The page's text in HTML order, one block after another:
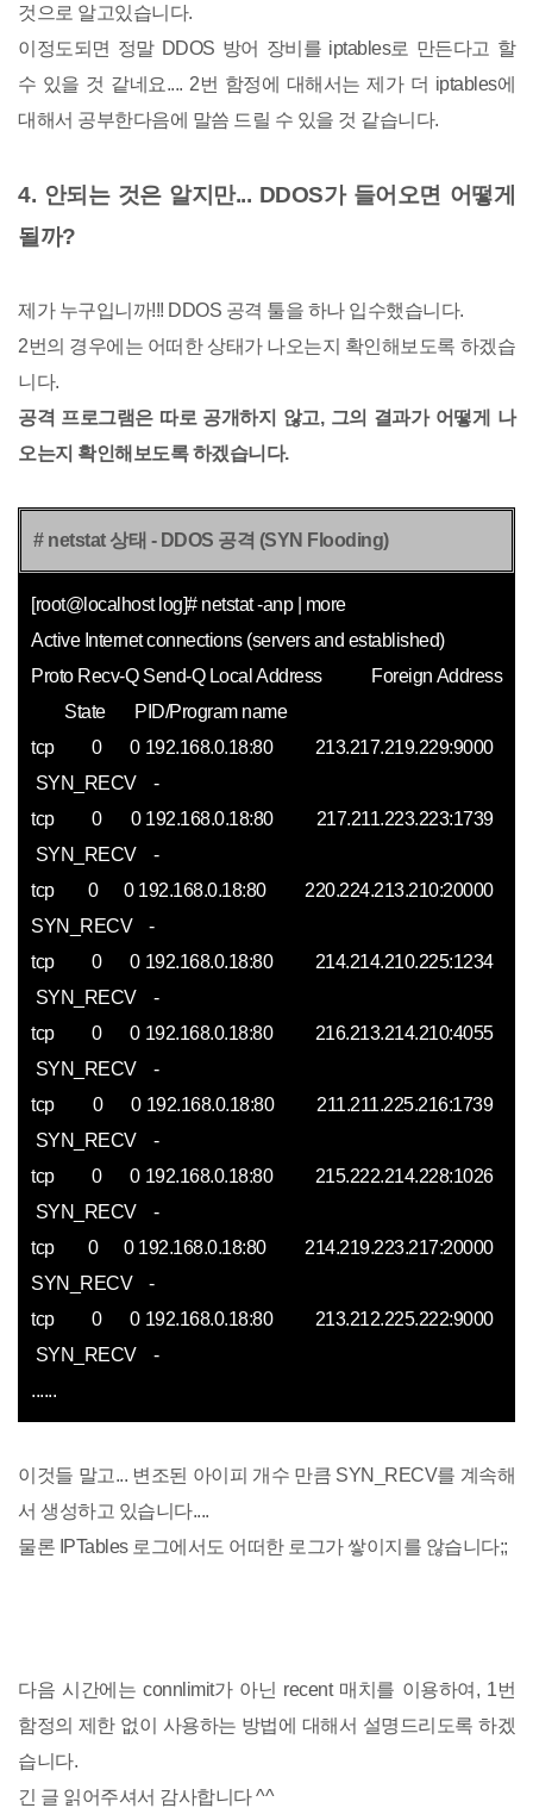
것으로 알고있습니다.
이정도되면 정말 DDOS 방어 장비를 iptables로 만든다고 할
수 있을 것 같네요.... 2번 함정에 대해서는 제가 더 iptables에
대해서 공부한다음에 말씀 드릴 수 있을 것 같습니다.
4. 안되는 것은 알지만... DDOS가 들어오면 어떻게
될까?
제가 누구입니까!!! DDOS 공격 툴을 하나 입수했습니다.
2번의 경우에는 어떠한 상태가 나오는지 확인해보도록 하겠습
니다.
공격 프로그램은 따로 공개하지 않고, 그의 결과가 어떻게 나
오는지 확인해보도록 하겠습니다.
# netstat 상태 - DDOS 공격 (SYN Flooding)
[root@localhost log]# netstat -anp | more
Active Internet connections (servers and established)
Proto Recv-Q Send-Q Local Address Foreign Address
State PID/Program name
tcp 0 0 192.168.0.18:80 213.217.219.229:9000
SYN_RECV -
tcp 0 0 192.168.0.18:80 217.211.223.223:1739
SYN_RECV -
tcp 0 0 192.168.0.18:80 220.224.213.210:20000
SYN_RECV -
tcp 0 0 192.168.0.18:80 214.214.210.225:1234
SYN_RECV -
tcp 0 0 192.168.0.18:80 216.213.214.210:4055
SYN_RECV -
tcp 0 0 192.168.0.18:80 211.211.225.216:1739
SYN_RECV -
tcp 0 0 192.168.0.18:80 215.222.214.228:1026
SYN_RECV -
tcp 0 0 192.168.0.18:80 214.219.223.217:20000
SYN_RECV -
tcp 0 0 192.168.0.18:80 213.212.225.222:9000
SYN_RECV -
......
이것들 말고... 변조된 아이피 개수 만큼 SYN_RECV를 계속해
서 생성하고 있습니다....
물론 IPTables 로그에서도 어떠한 로그가 쌓이지를 않습니다;;
다음 시간에는 connlimit가 아닌 recent 매치를 이용하여, 1번
함정의 제한 없이 사용하는 방법에 대해서 설명드리도록 하겠
습니다.
긴 글 읽어주셔서 감사합니다 ^^